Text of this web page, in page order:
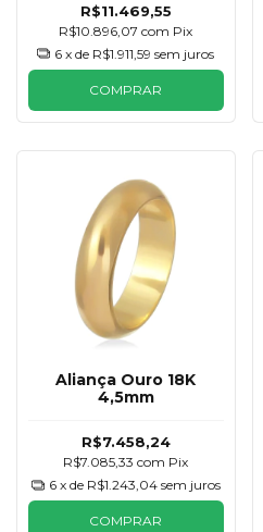
R$11.469,55
R$10.896,07com Pix
6 x de R$1.911,59 sem juros
COMPRAR
Aliança Ouro 18K
4,5mm
R$7.458,24
R$7.085,33com Pix
6 x de R$1.243,04 sem juros
COMPRAR